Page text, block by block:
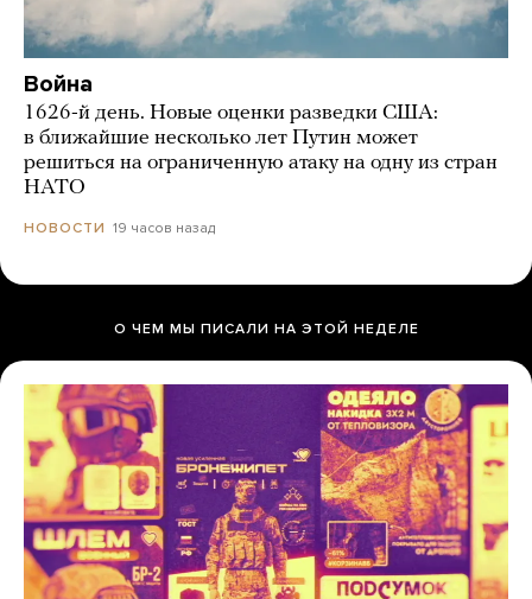
Война
1626-й день. Новые оценки разведки США:
в ближайшие несколько лет Путин может
решиться на ограниченную атаку на одну из стран
НАТО
НОВОСТИ 19 часов назад
О ЧЕМ МЫ ПИСАЛИ НА ЭТОЙ НЕДЕЛЕ